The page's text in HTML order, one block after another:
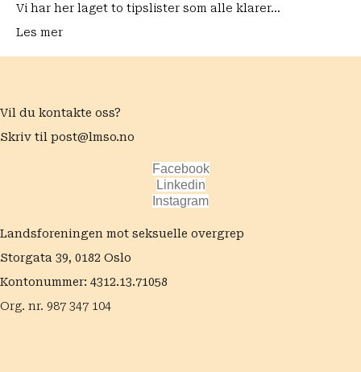
Vi har her laget to tipslister som alle klarer…
Les mer
Vil du kontakte oss?
Skriv til post@lmso.no
Facebook
Linkedin
Instagram
Landsforeningen mot seksuelle overgrep
Storgata 39, 0182 Oslo
Kontonummer: 4312.13.71058
Org. nr. 987 347 104